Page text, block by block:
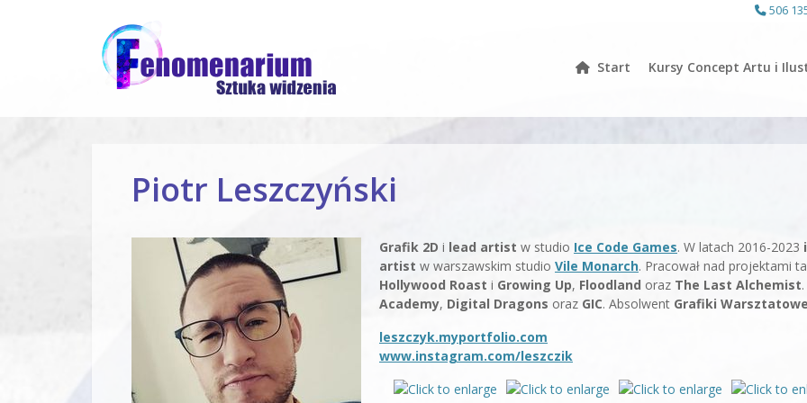
506
Start Kursy Concept Artu i
Piotr Leszczyński
Grafik 2D i lead artist w studio Ice Code Games. W latach 2016-2023
artist w warszawskim studio Vile Monarch. Pracował nad projektami
Hollywood Roast i Growing Up, Floodland oraz The Last Alchemist
Academy, Digital Dragons oraz GIC. Absolwent Grafiki
leszczyk.myportfolio.com
www.instagram.com/leszczik